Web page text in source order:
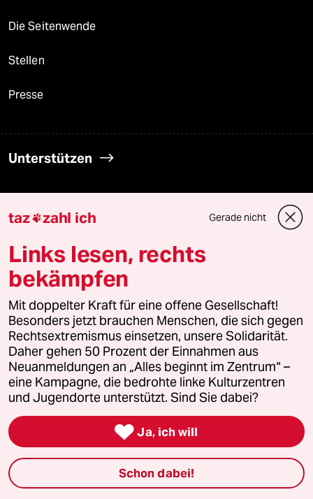
Die Seitenwende
Stellen
Presse
Unterstützen
taz zahl ich
recherchefonds ausland
panterstiftung
panterpreis 2026
Podcast
bundestalk
taz zahl ich Gerade nicht
Links lesen, rechts
bekämpfen
Mit doppelter Kraft für eine offene Gesellschaft!
Besonders jetzt brauchen Menschen, die sich gegen
Rechtsextremismus einsetzen, unsere Solidarität.
Daher gehen 50 Prozent der Einnahmen aus
Neuanmeldungen an „Alles beginnt im Zentrum“ –
eine Kampagne, die bedrohte linke Kulturzentren
und Jugendorte unterstützt. Sind Sie dabei?
 Ja, ich will
Schon dabei!